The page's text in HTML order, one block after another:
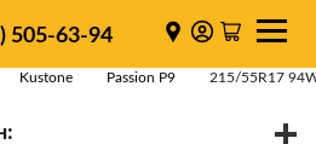
505-63-94
Kustone Passion P9 215/55R17